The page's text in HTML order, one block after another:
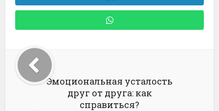
Эмоциональная усталость
друг от друга: как
справиться?